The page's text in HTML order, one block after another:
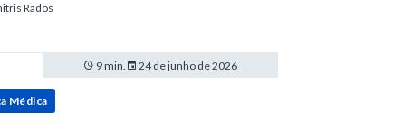
espectro da doença do refluxo gastr
Rados
9 min. 24 de junho de 2026
Médica